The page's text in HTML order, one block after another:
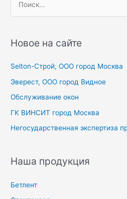
с
:
Новое на сайте
Selton-Строй, OOO город Москва
Эверест, ООО город Видное
Обслуживание окон
ГК ВИНСИТ город Москва
Негосударственная экспертиза
Наша продукция
Бетлент